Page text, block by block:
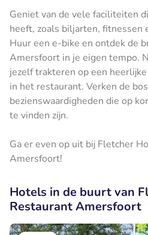
Geniet van de vele faciliteiten
heeft, zoals biljarten, fitnessen
Huur een e-bike en ontdek de
Amersfoort in je eigen tempo.
jezelf trakteren op een
in het restaurant. Verken de
bezienswaardigheden die op
te vinden zijn.
Ga er even op uit bij Fletcher
Amersfoort!
Hotels in de buurt van
Restaurant Amersfoort